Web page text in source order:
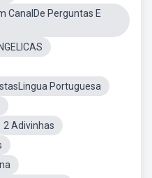
CanalDe Perguntas E
Portuguesa
2 Adivinhas